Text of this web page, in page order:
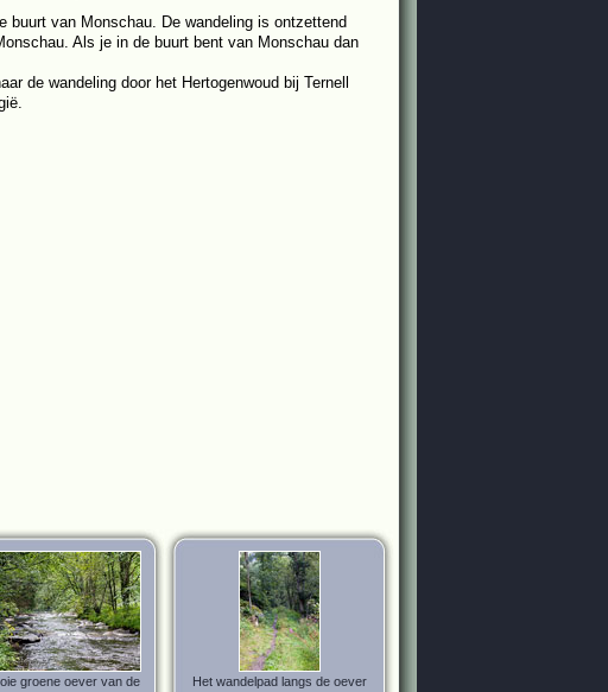
buurt van Monschau. De wandeling is ontzettend
Als je in de buurt bent van Monschau dan
de wandeling door het Hertogenwoud bij Ternell
groene oever van de
Het wandelpad langs de oever